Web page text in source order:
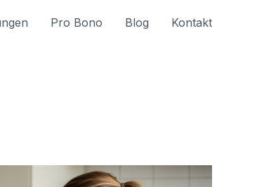
Pro Bono Blog Kontakt